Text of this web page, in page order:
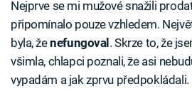
Nejprve se mi mužové snažili
připomínalo pouze vzhledem.
byla, ženefungoval . Skrze to, že
všimla, chlapci poznali, že asi
vypadám a jak zprvu předpokládali.